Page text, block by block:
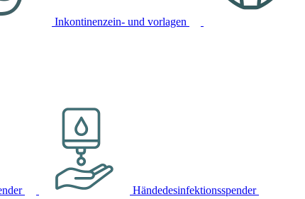
Inkontinenzein- und vorlagen
Händedesinfektionsspender